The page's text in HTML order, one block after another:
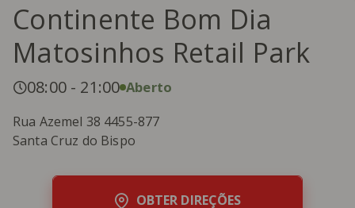
Continente Bom Dia
Matosinhos Retail Park
08:00 - 21:00 Aberto
Rua Azemel 38 4455-877
Santa Cruz do Bispo
OBTER DIREÇÕES